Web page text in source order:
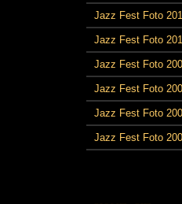
Jazz Fest Foto
Jazz Fest Foto
Jazz Fest Foto
Jazz Fest Foto
Jazz Fest Foto
Jazz Fest Foto